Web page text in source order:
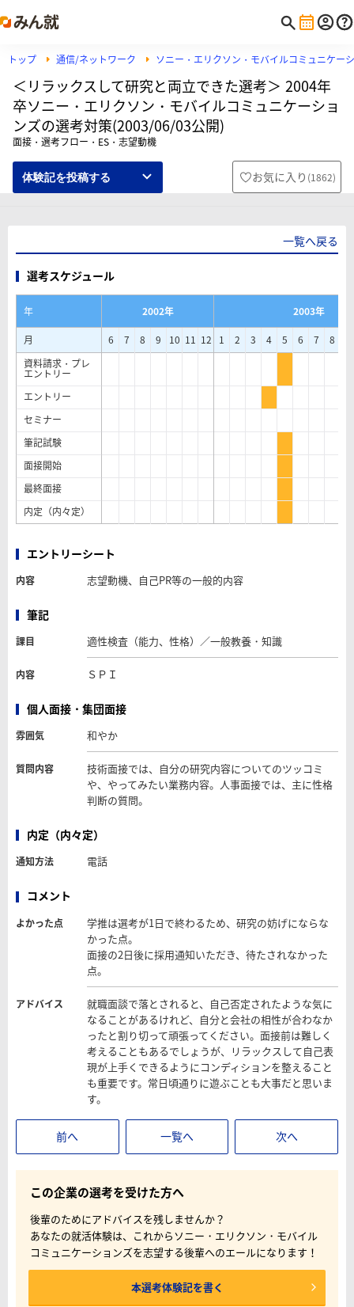
トップ 通信/ネットワーク ソニー・エリクソン・モバイルコミュニケー
＜リラックスして研究と両立できた選考＞ 2004年
卒ソニー・エリクソン・モバイルコミュニケーショ
ンズの選考対策(2003/06/03公開)
面接・選考フロー・ES・志望動機
体験記を投稿する お気に入り (1862)
一覧へ戻る
選考スケジュール
年 2002年
2003年
月
6 7 8 9 10 11 12 1 2 3 4 5 6 7 8
資料請求・プレ
エントリー
エントリー
セミナー
筆記試験
面接開始
最終面接
内定（内々定）
エントリーシート
内容 志望動機、自己PR等の一般的内容
筆記
課目 適性検査（能力、性格）／一般教養・知識
内容 ＳＰＩ
個人面接・集団面接
雰囲気 和やか
質問内容
技術面接では、自分の研究内容についてのツッコミ
や、やってみたい業務内容。人事面接では、主に性格
判断の質問。
内定（内々定）
通知方法 電話
コメント
よかった点
学推は選考が1日で終わるため、研究の妨げにならな
かった点。
面接の2日後に採用通知いただき、待たされなかった
点。
アドバイス
就職面談で落とされると、自己否定されたような気に
なることがあるけれど、自分と会社の相性が合わなか
ったと割り切って頑張ってください。面接前は難しく
考えることもあるでしょうが、リラックスして自己表
現が上手くできるようにコンディションを整えること
も重要です。常日頃通りに遊ぶことも大事だと思いま
す。
前へ 一覧へ 次へ
この企業の選考を受けた方へ
後輩のためにアドバイスを残しませんか？
あなたの就活体験は、これからソニー・エリクソン・モバイル
コミュニケーションズを志望する後輩へのエールになります！
本選考体験記を書く